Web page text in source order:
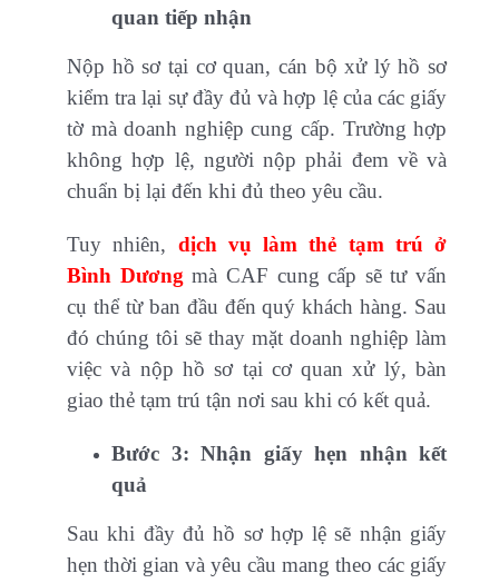
quan tiếp nhận
Nộp hồ sơ tại cơ quan, cán bộ xử lý hồ sơ
kiểm tra lại sự đầy đủ và hợp lệ của các giấy
tờ mà doanh nghiệp cung cấp. Trường hợp
không hợp lệ, người nộp phải đem về và
chuẩn bị lại đến khi đủ theo yêu cầu.
Tuy nhiên, dịch vụ làm thẻ tạm trú ở
Bình Dương mà CAF cung cấp sẽ tư vấn
cụ thể từ ban đầu đến quý khách hàng. Sau
đó chúng tôi sẽ thay mặt doanh nghiệp làm
việc và nộp hồ sơ tại cơ quan xử lý, bàn
giao thẻ tạm trú tận nơi sau khi có kết quả.
Bước 3: Nhận giấy hẹn nhận kết
quả
Sau khi đầy đủ hồ sơ hợp lệ sẽ nhận giấy
hẹn thời gian và yêu cầu mang theo các giấy